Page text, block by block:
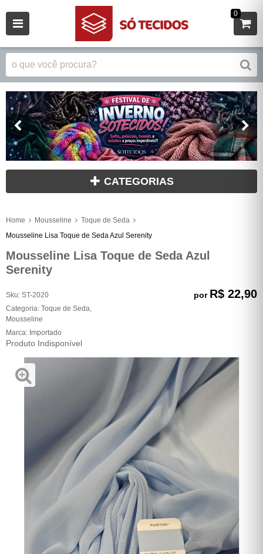
0
CATEGORIAS
Home Mousseline
Toque de Seda
Mousseline Lisa Toque de Seda Azul Serenity
Mousseline Lisa Toque de Seda Azul
Serenity
Sku: ST-2020
Categoria: Toque de Seda
Mousseline
Marca: Importado
Produto Indisponível
por R$ 22,90